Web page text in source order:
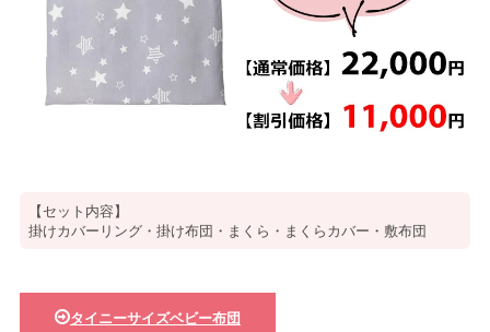
【セット内容】
掛けカバーリング・掛け布団・まくら・まくらカバー・敷布団
タイニーサイズベビー布団